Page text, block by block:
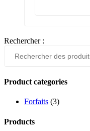
Rechercher :
Product categories
Forfaits (3)
Products